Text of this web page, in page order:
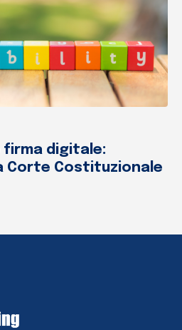
firma digitale:
Corte Costituzionale